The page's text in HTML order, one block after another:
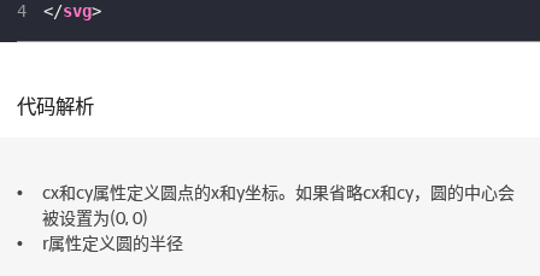
4
</svg>
代码解析
cx和cy属性定义圆点的x和y坐标。如果省略cx和cy，圆的中心会
被设置为(0, 0)
r属性定义圆的半径